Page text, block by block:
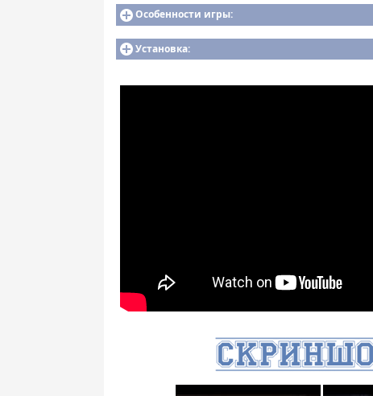
Особенности игры:
Установка: